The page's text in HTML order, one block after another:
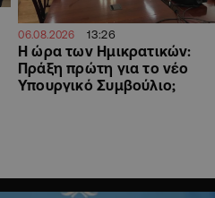
06.08.2026 13:26
Η ώρα των Ημικρατικών:
Πράξη πρώτη για το νέο
Υπουργικό Συμβούλιο;